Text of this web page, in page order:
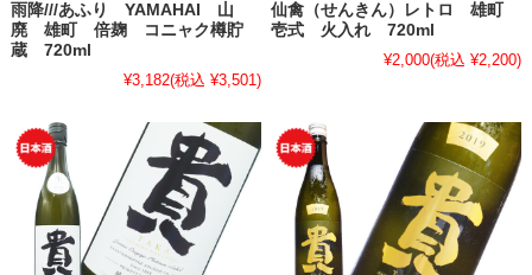
雨降///あふり YAMAHAI 山
廃 雄町 倍麹 コニャク樽貯
蔵 720ml
¥3,182(税込 ¥3,501)
仙禽（せんきん）レトロ 雄町
壱式 火入れ 720ml
¥2,000(税込 ¥2,200)